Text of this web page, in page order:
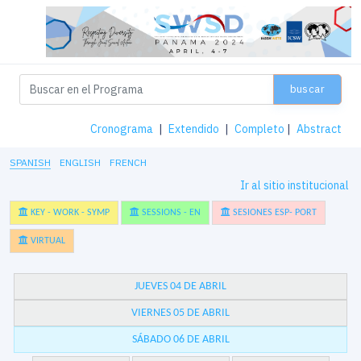
buscar
Cronograma | Extendido | Completo | Abstract
SPANISH ENGLISH FRENCH
Ir al sitio institucional
KEY - WORK - SYMP SESSIONS - EN SESIONES ESP- PORT
VIRTUAL
JUEVES 04 DE ABRIL
VIERNES 05 DE ABRIL
SÁBADO 06 DE ABRIL